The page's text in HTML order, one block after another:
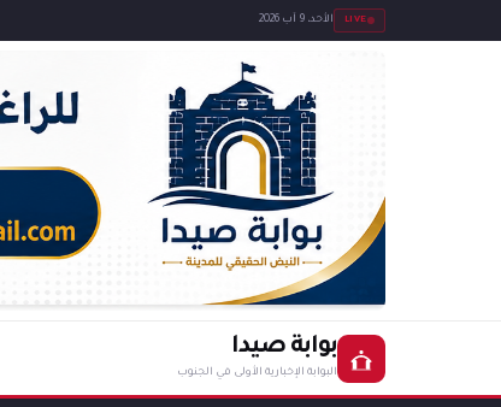
LIVE الأحد، 9 آب 2026
بوابة صيدا
البوابة الإخبارية الأولى في الجنوب